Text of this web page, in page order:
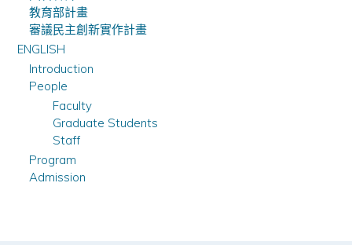
教育部計畫
審議民主創新實作計畫
ENGLISH
Introduction
People
Faculty
Graduate Students
Staff
Program
Admission